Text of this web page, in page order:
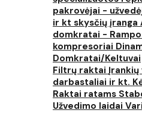
pakrovėjai -
ir kt skysčių įranga
domkratai -
kompresoriai
Domkratai/Keltuvai
Filtrų raktai Įrankių
darbastaliai ir kt.
Raktai ratams
Užvedimo laidai